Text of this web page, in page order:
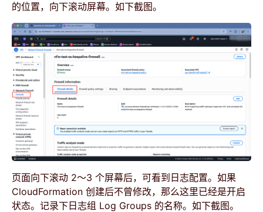
的位置，向下滚动屏幕。如下截图。
页面向下滚动 2～3 个屏幕后，可看到日志配置。如果
CloudFormation 创建后不曾修改，那么这里已经是开启
状态。记录下日志组 Log Groups 的名称。如下截图。